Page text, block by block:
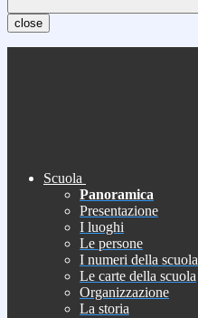
close
Scuola
Panoramica
Presentazione
I luoghi
Le persone
I numeri della scuola
Le carte della scuola
Organizzazione
La storia